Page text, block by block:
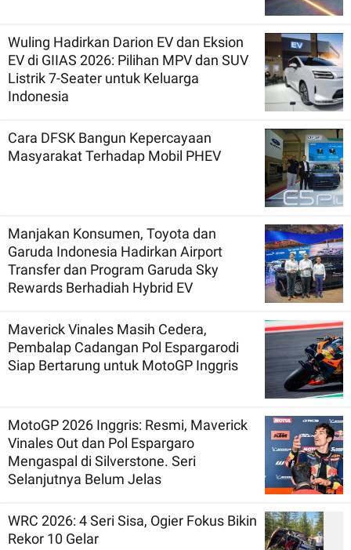
Wuling Hadirkan Darion EV dan Eksion
EV di GIIAS 2026: Pilihan MPV dan SUV
Listrik 7-Seater untuk Keluarga
Indonesia
Cara DFSK Bangun Kepercayaan
Masyarakat Terhadap Mobil PHEV
Manjakan Konsumen, Toyota dan
Garuda Indonesia Hadirkan Airport
Transfer dan Program Garuda Sky
Rewards Berhadiah Hybrid EV
Maverick Vinales Masih Cedera,
Pembalap Cadangan Pol Espargarodi
Siap Bertarung untuk MotoGP Inggris
MotoGP 2026 Inggris: Resmi, Maverick
Vinales Out dan Pol Espargaro
Mengaspal di Silverstone. Seri
Selanjutnya Belum Jelas
WRC 2026: 4 Seri Sisa, Ogier Fokus Bikin
Rekor 10 Gelar